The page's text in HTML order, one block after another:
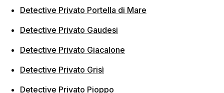
Detective Privato Portella di Mare
Detective Privato Gaudesi
Detective Privato Giacalone
Detective Privato Grisì
Detective Privato Pioppo